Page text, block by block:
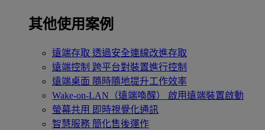
其他使用案例
遠端存取 透過安全連線改進存取
遠端控制 跨平台對裝置進行控制
遠端桌面 隨時隨地提升工作效率
Wake-on-LAN（遠端喚醒）
啟用遠端裝置啟動
螢幕共用 即時視覺化通訊
智慧服務 簡化售後運作